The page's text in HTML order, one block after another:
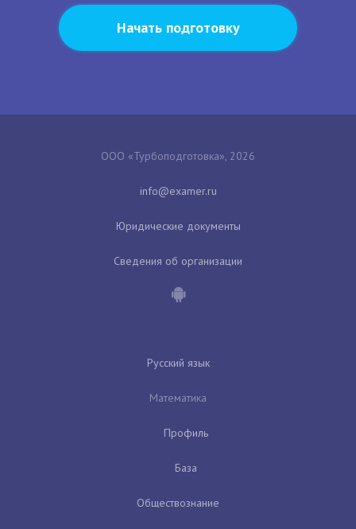
Начать подготовку
ООО «Турбоподготовка», 2026
Юридические документы
Сведения об организации
Русский язык
Математика
Профиль
База
Обществознание